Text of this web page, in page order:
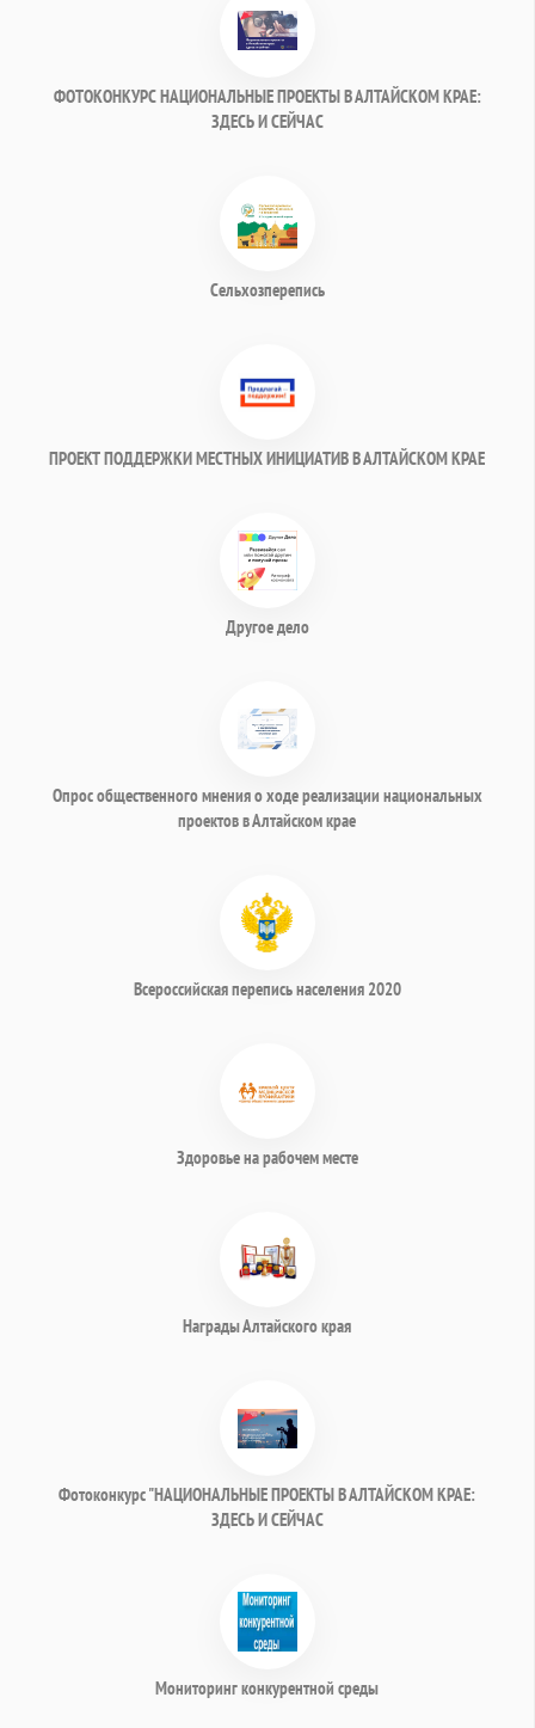
ФОТОКОНКУРС НАЦИОНАЛЬНЫЕ ПРОЕКТЫ В АЛТАЙСКОМ КРАЕ:
ЗДЕСЬ И СЕЙЧАС
Сельхозперепись
ПРОЕКТ ПОДДЕРЖКИ МЕСТНЫХ ИНИЦИАТИВ В АЛТАЙСКОМ КРАЕ
Другое дело
Опрос общественного мнения о ходе реализации национальных
проектов в Алтайском крае
Всероссийская перепись населения 2020
Здоровье на рабочем месте
Награды Алтайского края
Фотоконкурс "НАЦИОНАЛЬНЫЕ ПРОЕКТЫ В АЛТАЙСКОМ КРАЕ:
ЗДЕСЬ И СЕЙЧАС
Мониторинг конкурентной среды